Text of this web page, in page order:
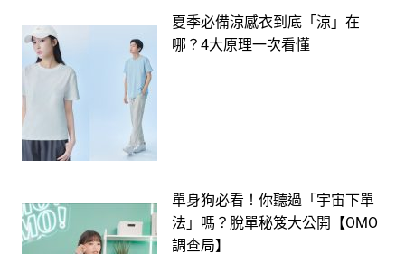
夏季必備涼感衣到底「涼」在
哪？4大原理一次看懂
單身狗必看！你聽過「宇宙下單
法」嗎？脫單秘笈大公開【OMO
調查局】